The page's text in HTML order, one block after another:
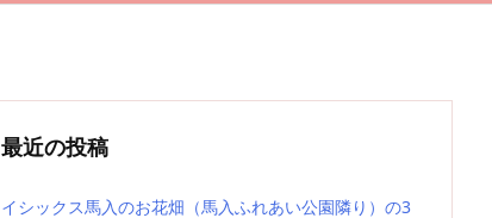
最近の投稿
イシックス馬入のお花畑（馬入ふれあい公園隣り）の3